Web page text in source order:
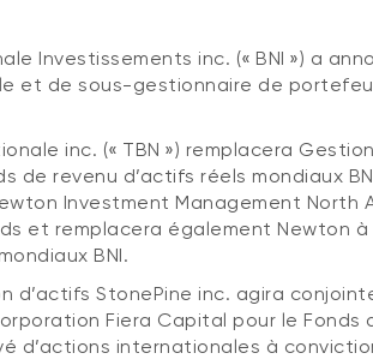
Investissements inc. (« BNI ») a
et de sous-gestionnaire de
inc. (« TBN ») remplacera
revenu d’actifs réels mondiaux
Investment Management North
et remplacera également Newton
BNI.
d’actifs StonePine inc. agira
Fiera Capital pour le Fonds
d’actions internationales à